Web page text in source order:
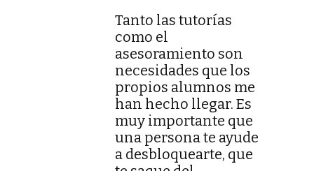
Tanto las tutorías
como el
asesoramiento son
necesidades que los
propios alumnos me
han hecho llegar. Es
muy importante que
una persona te ayude
a desbloquearte, que